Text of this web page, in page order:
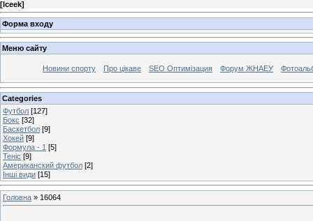
[Iceek]
Форма входу
Меню сайту
Новини спорту Про цікаве SEO Оптимізация Форум ЖНАЕУ
Categories
Футбол [127]
Бокс [32]
Баскетбол [9]
Хокей [9]
Формула - 1 [5]
Теніс [9]
Американский футбол [2]
Інші види [15]
Головна » 16064